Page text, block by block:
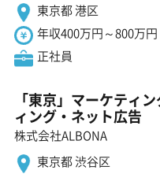
東京都 港区
年収400万円～800万円
正社員
「東京」マーケティ
ィング・ネット広告
株式会社ALBONA
東京都 渋谷区